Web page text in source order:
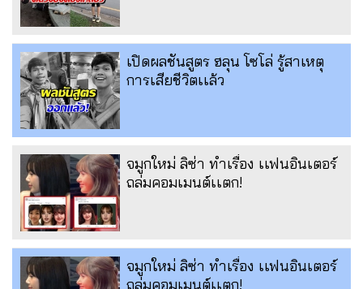
เปิดผลชันสูตร ฮลุน โซโล่ รู้สาเหตุ
การเสียชีวิตเเล้ว
จมูกใหม่ ลิซ่า ทำเรื่อง เเฟนอินเตอร์
ถล่มคอมเมนต์เเตก!
จมูกใหม่ ลิซ่า ทำเรื่อง เเฟนอินเตอร์
ถล่มคอมเมนต์เเตก!